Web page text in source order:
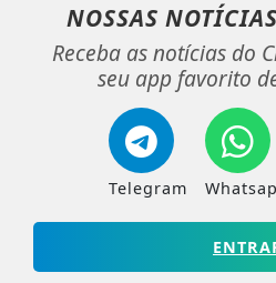
NOSSAS NOTÍCIAS
Receba as notícias do
seu app favorito
Telegram